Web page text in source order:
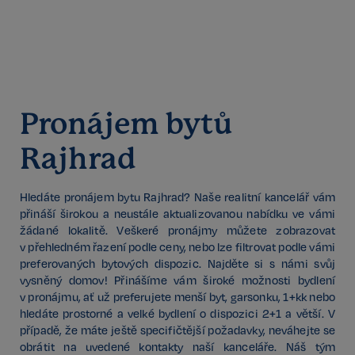
Pronájem bytů
Rajhrad
Hledáte pronájem bytu Rajhrad? Naše realitní kancelář vám
přináší širokou a neustále aktualizovanou nabídku ve vámi
žádané lokalitě. Veškeré pronájmy můžete zobrazovat
v přehledném řazení podle ceny, nebo lze filtrovat podle vámi
preferovaných bytových dispozic. Najděte si s námi svůj
vysněný domov! Přinášíme vám široké možnosti bydlení
v pronájmu, ať už preferujete menší byt, garsonku, 1+kk nebo
hledáte prostorné a velké bydlení o dispozici 2+1 a větší. V
případě, že máte ještě specifičtější požadavky, neváhejte se
obrátit na uvedené kontakty naší kanceláře. Náš tým